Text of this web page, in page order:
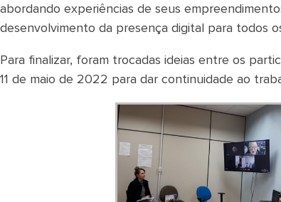
abordando experiências de seus
desenvolvimento da presença digital para todos
Para finalizar, foram trocadas ideias entre os
11 de maio de 2022 para dar continuidade ao